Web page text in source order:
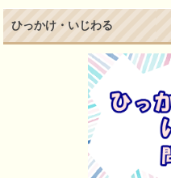
ひっかけ・いじわる